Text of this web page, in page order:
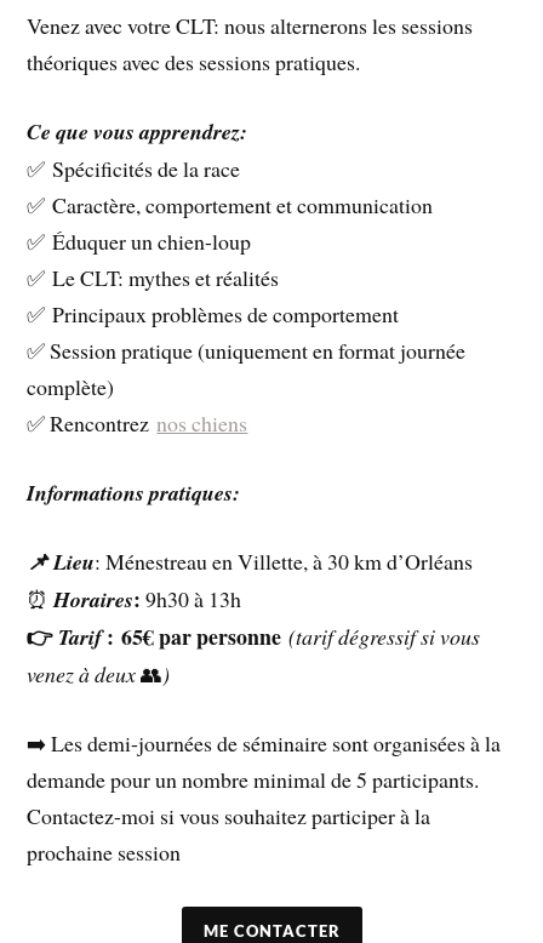
Venez avec votre CLT: nous alternerons les sessions
théoriques avec des sessions pratiques.
Ce que vous apprendrez:
✅ Spécificités de la race
✅ Caractère, comportement et communication
✅ Éduquer un chien-loup
✅ Le CLT: mythes et réalités
✅ Principaux problèmes de comportement
✅ Session pratique (uniquement en format journée
complète)
✅ Rencontreznos chiens
Informations pratiques:
📌 Lieu: Ménestreau en Villette, à 30 km d’Orléans
⏰Horaires: 9h30 à 13h
👉 Tarif: 65€ par personne(tarif dégressif si vous
venez à deux👥)
➡️ Les demi-journées de séminaire sont organisées à la
demande pour un nombre minimal de 5 participants.
Contactez-moi si vous souhaitez participer à la
prochaine session
ME CONTACTER